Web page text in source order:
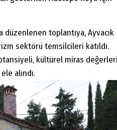
düzenlenen toplantıya, Ayvacık
sektörü temsilcileri katıldı.
kültürel miras
alındı.